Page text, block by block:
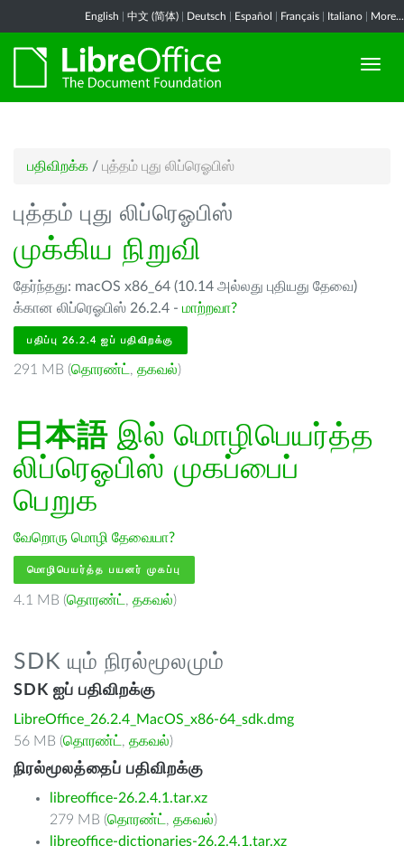
English 中文 (简体) Deutsch Español Français Italiano More...
பதிவிறக்க / புத்தம் புது லிப்ரெஓபிஸ்
புத்தம் புது லிப்ரெஓபிஸ்
முக்கிய நிறுவி
தேர்ந்தது: macOS x86_64 (10.14 அல்லது புதியது தேவை)
க்கான லிப்ரெஓபிஸ் 26.2.4 - மாற்றவா?
பதிப்பு 26.2.4 ஐப் பதிவிறக்கு
291 MB (தொரண்ட் , தகவல்)
日本語 இல் மொழிபெயர்த்த
லிப்ரெஓபிஸ் முகப்பைப்
பெறுக
வேறொரு மொழி தேவையா?
மொழிபெயர்த்த பயனர் முகப்பு
4.1 MB (தொரண்ட் , தகவல்)
SDK யும் நிரல்மூலமும்
SDK ஐப் பதிவிறக்கு
LibreOffice_26.2.4_MacOS_x86-64_sdk.dmg
56 MB (தொரண்ட் , தகவல்)
நிரல்மூலத்தைப் பதிவிறக்கு
libreoffice-26.2.4.1.tar.xz
279 MB (தொரண்ட் , தகவல்)
libreoffice-dictionaries-26.2.4.1.tar.xz